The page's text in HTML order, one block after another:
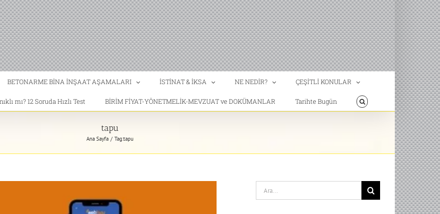
BETONARME BİNA İNŞAAT AŞAMALARI İSTİNAT & İKSA NE NEDİR? ÇEŞİTLİ KONULAR
mı? 12 Soruda Hızlı Test BİRİM FİYAT-YÖNETMELİK-MEVZUAT ve DOKÜMANLAR Tarihte Bugün
tapu
Ana Sayfa Tag:tapu
Search
for: